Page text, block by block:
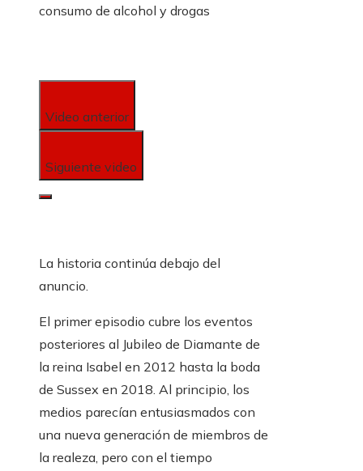
consumo de alcohol y drogas
Video anterior
Siguiente video
La historia continúa debajo del
anuncio.
El primer episodio cubre los eventos
posteriores al Jubileo de Diamante de
la reina Isabel en 2012 hasta la boda
de Sussex en 2018. Al principio, los
medios parecían entusiasmados con
una nueva generación de miembros de
la realeza, pero con el tiempo